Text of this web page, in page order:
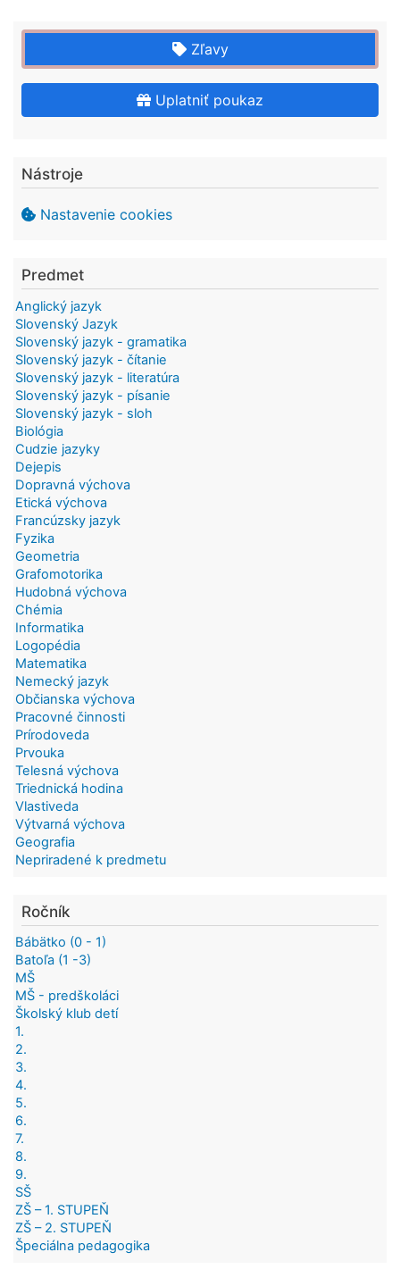
Zľavy
Uplatniť poukaz
Nástroje
Nastavenie cookies
Predmet
Anglický jazyk
Slovenský Jazyk
Slovenský jazyk - gramatika
Slovenský jazyk - čítanie
Slovenský jazyk - literatúra
Slovenský jazyk - písanie
Slovenský jazyk - sloh
Biológia
Cudzie jazyky
Dejepis
Dopravná výchova
Etická výchova
Francúzsky jazyk
Fyzika
Geometria
Grafomotorika
Hudobná výchova
Chémia
Informatika
Logopédia
Matematika
Nemecký jazyk
Občianska výchova
Pracovné činnosti
Prírodoveda
Prvouka
Telesná výchova
Triednická hodina
Vlastiveda
Výtvarná výchova
Geografia
Nepriradené k predmetu
Ročník
Bábätko (0 - 1)
Batoľa (1 -3)
MŠ
MŠ - predškoláci
Školský klub detí
1.
2.
3.
4.
5.
6.
7.
8.
9.
SŠ
ZŠ – 1. STUPEŇ
ZŠ – 2. STUPEŇ
Špeciálna pedagogika